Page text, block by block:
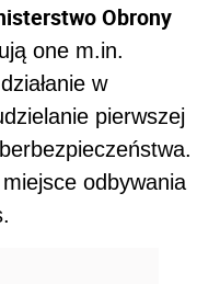
Obrony
one m.in.
w
pierwszej
odbywania